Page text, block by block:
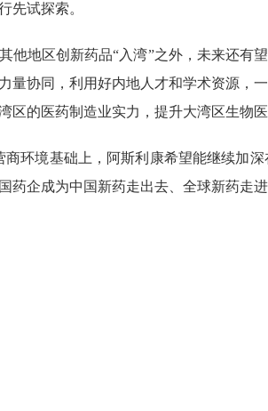
先试探索。
地区创新药品“入湾”之外，未来还有
量协同，利用好内地人才和学术资源，
区的医药制造业实力，提升大湾区生物
境基础上，阿斯利康希望能继续加深
药企成为中国新药走出去、全球新药走进